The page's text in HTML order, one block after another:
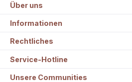
Über uns
Informationen
Rechtliches
Service-Hotline
Unsere Communities